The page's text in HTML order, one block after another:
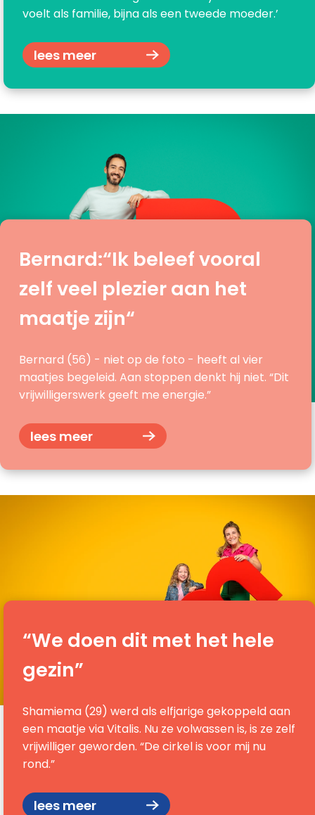
voelt als familie, bijna als een tweede moeder.’
lees meer
Bernard:“Ik beleef vooral
zelf veel plezier aan het
maatje zijn“
Bernard (56) - niet op de foto - heeft al vier
maatjes begeleid. Aan stoppen denkt hij niet. “Dit
vrijwilligerswerk geeft me energie.”
lees meer
“We doen dit met het hele
gezin”
Shamiema (29) werd als elfjarige gekoppeld aan
een maatje via Vitalis. Nu ze volwassen is, is ze zelf
vrijwilliger geworden. “De cirkel is voor mij nu
rond.”
lees meer